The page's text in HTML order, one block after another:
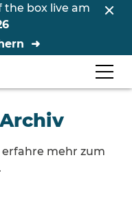
the box live am
erfahre mehr zum